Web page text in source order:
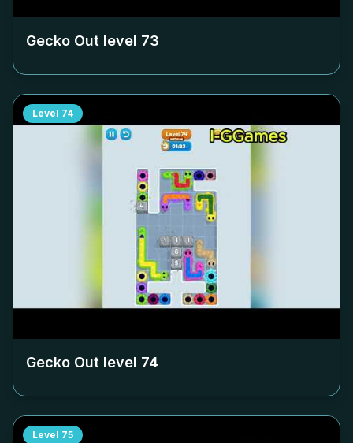
Gecko Out level 73
Level 74
Gecko Out level 74
Level 75